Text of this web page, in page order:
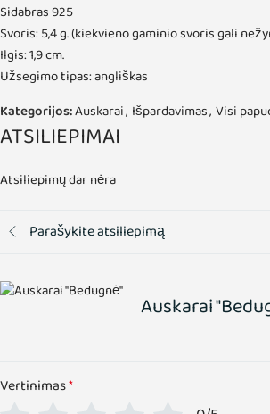
Sidabras 925
Svoris: 5,4 g. (kiekvieno gaminio svoris gali
Ilgis: 1,9 cm.
Užsegimo tipas: angliškas
Kategorijos:Auskarai, Išpardavimas, Visi
ATSILIEPIMAI
Atsiliepimų dar nėra
Parašykite atsiliepimą
Auskarai
Vertinimas*